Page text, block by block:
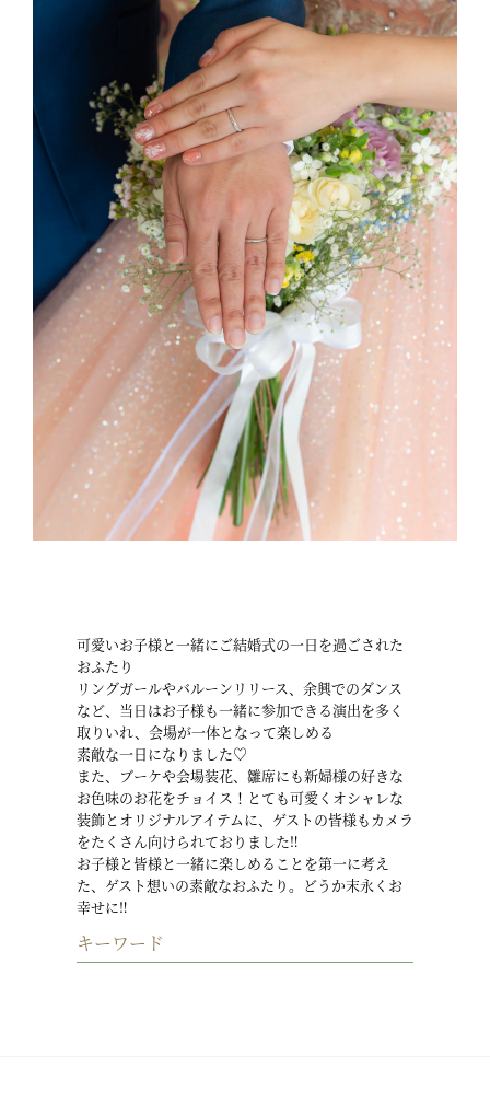
可愛いお子様と一緒にご結婚式の一日を過ごされた
おふたり
リングガールやバルーンリリース、余興でのダンス
など、当日はお子様も一緒に参加できる演出を多く
取りいれ、会場が一体となって楽しめる
素敵な一日になりました♡
また、ブーケや会場装花、雛席にも新婦様の好きな
お色味のお花をチョイス！とても可愛くオシャレな
装飾とオリジナルアイテムに、ゲストの皆様もカメラ
をたくさん向けられておりました‼
お子様と皆様と一緒に楽しめることを第一に考え
た、ゲスト想いの素敵なおふたり。どうか末永くお
幸せに‼
キーワード